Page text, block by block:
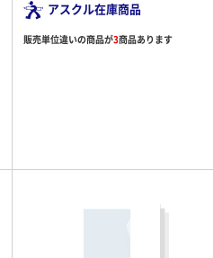
アスクル在庫商品
販売単位違いの商品が3商品あります